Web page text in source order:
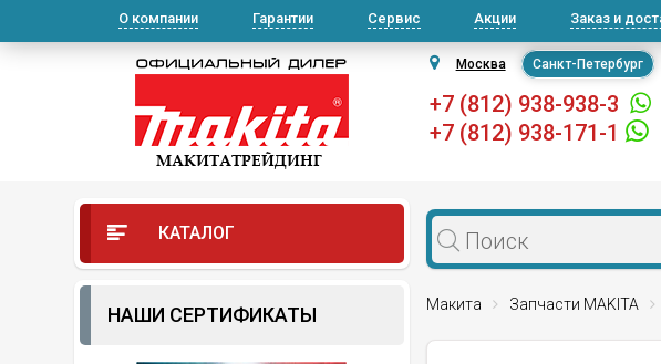
О компании Гарантии Сервис Акции Заказ и
Москва Санкт-Петербург
+7 (812) 938-938-3
+7 (812) 938-171-1
КАТАЛОГ
НАШИ СЕРТИФИКАТЫ Макита Запчасти MAKITA